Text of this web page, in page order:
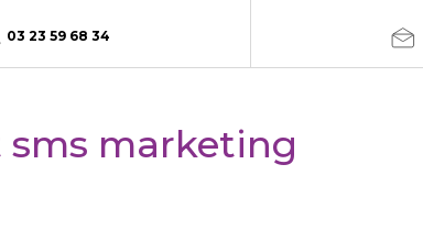
03 23 59 68 34
marketing